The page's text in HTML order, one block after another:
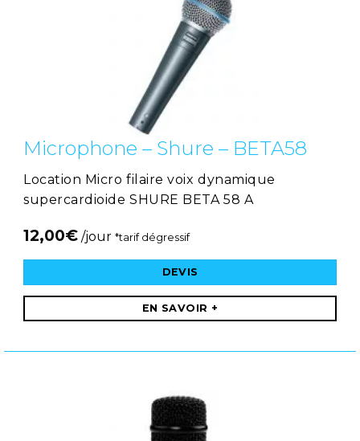
Microphone – Shure – BETA58
Location Micro filaire voix dynamique
supercardioide SHURE BETA 58 A
12,00€ /jour *tarif dégressif
DEVIS
EN SAVOIR +